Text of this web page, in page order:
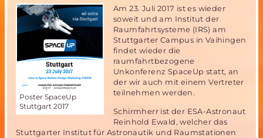
Poster SpaceUp
Stuttgart 2017
Am 23. Juli 2017 ist es wieder
soweit und am Institut der
Raumfahrtsysteme (IRS) am
Stuttgarter Campus in Vaihingen
findet wieder die
raumfahrtbezogene
Unkonferenz SpaceUp statt, an
der wir auch mit einem Vertreter
teilnehmen werden.
Schirmherr ist der ESA-Astronaut
Reinhold Ewald, welcher das
Stuttgarter Institut für Astronautik und Raumstationen